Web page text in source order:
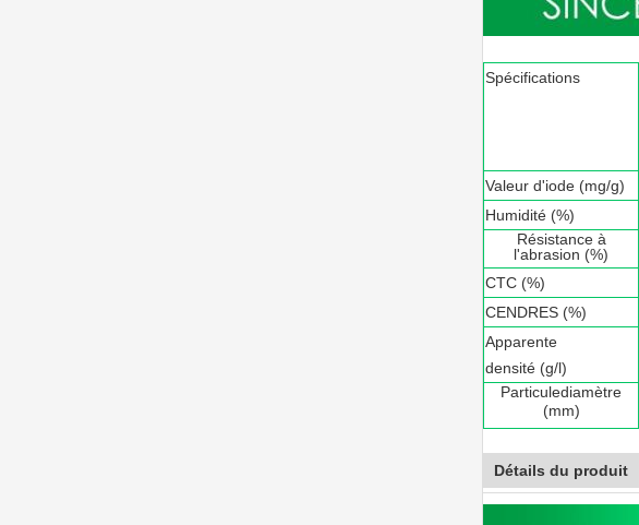
Spécifications
Valeur d'iode (mg/g)
Humidité (%)
Résistance à
l'abrasion (%)
CTC (%)
CENDRES (%)
Apparente
densité (g/l)
Particulediamètre
(mm)
Détails du produit